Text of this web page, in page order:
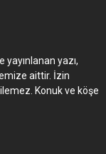
yazı,
aittir. İzin
Konuk ve köşe